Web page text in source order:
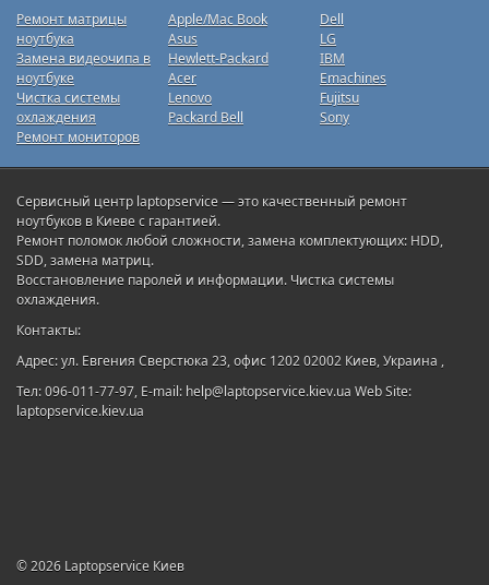
Ремонт матрицы
ноутбука
Замена видеочипа в
ноутбуке
Чистка системы
охлаждения
Ремонт мониторов
Apple/Mac Book
Asus
Hewlett-Packard
Acer
Lenovo
Packard Bell
Dell
LG
IBM
Emachines
Fujitsu
Sony
Сервисный центр laptopservice — это качественный ремонт
ноутбуков в Киеве с гарантией.
Ремонт поломок любой сложности, замена комплектующих: HDD,
SDD, замена матриц.
Восстановление паролей и информации. Чистка системы
охлаждения.
Контакты:
Адрес: ул. Евгения Сверстюка 23, офис 1202 02002 Киев, Украина ,
Тел: 096-011-77-97, E-mail: help@laptopservice.kiev.ua Web Site:
laptopservice.kiev.ua
© 2026 Laptopservice Киев